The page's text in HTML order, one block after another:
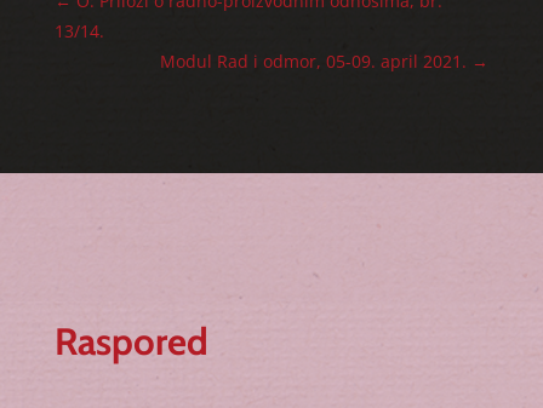
13/14.
Modul Rad i odmor, 05-09. april 2021. →
Raspored